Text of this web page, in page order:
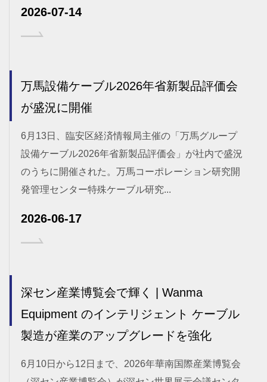
2026-07-14
万馬設備ケーブル2026年省新製品評価会
が盛況に開催
6月13日、臨安区経済情報局主催の「万馬グループ
設備ケーブル2026年省新製品評価会」が社内で盛況
のうちに開催された。万馬コーポレーション研究開
発管理センター特殊ケーブル研究...
2026-06-17
深セン産業博覧会で輝く | Wanma
Equipment のインテリジェント ケーブル
製造が産業のアップグレードを強化
6月10日から12日まで、2026年華南国際産業博覧会